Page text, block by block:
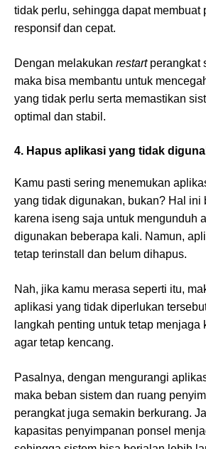
tidak perlu, sehingga dapat membuat
responsif dan cepat.
Dengan melakukan restart perangkat
maka bisa membantu untuk
yang tidak perlu serta memastikan
optimal dan stabil.
4. Hapus aplikasi yang tidak
Kamu pasti sering menemukan
yang tidak digunakan, bukan? Hal ini
karena iseng saja untuk mengunduh
digunakan beberapa kali. Namun,
tetap terinstall dan belum dihapus.
Nah, jika kamu merasa seperti itu,
aplikasi yang tidak diperlukan
langkah penting untuk tetap menjaga
agar tetap kencang.
Pasalnya, dengan mengurangi
maka beban sistem dan ruang
perangkat juga semakin berkurang.
kapasitas penyimpanan ponsel